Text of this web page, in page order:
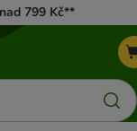
799 Kč**